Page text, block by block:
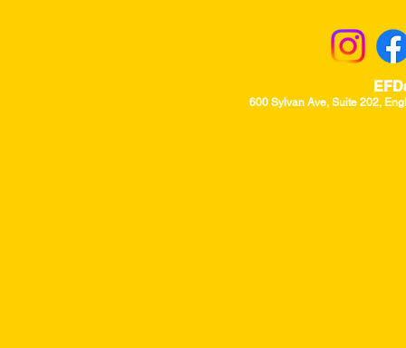
600 Sylvan Ave, Suite 202,